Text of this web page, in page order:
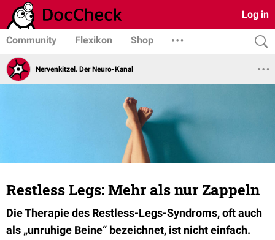
Log in
Community Flexikon Shop
Nervenkitzel. Der Neuro-Kanal
Restless Legs: Mehr als nur Zappeln
Die Therapie des Restless-Legs-Syndroms, oft auch
als „unruhige Beine“ bezeichnet, ist nicht einfach.